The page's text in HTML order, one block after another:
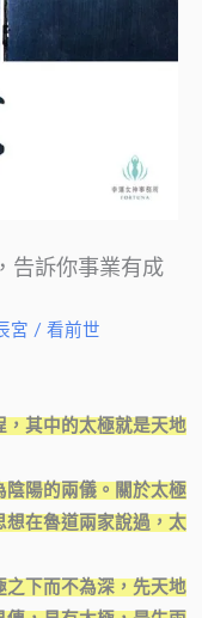
告訴你事業有成
宮 / 看前世
，其中的太極就是天地
陰陽的兩儀。關於太極
想在魯道兩家說過，太
之下而不為深，先天地